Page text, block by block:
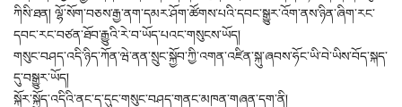
ཀིསི་ཐན། ལྷོ་སོག་བཅས་རྒྱ་ནག་དམར་ཤོག་ཚོགས་པའི་དབང་སྒྱུར་འོག་ནས་ཉིན་ཞིག་རང་
དབང་རང་བཙན་ཐོབ་རྒྱུའི་རེ་བ་ཡོད་པའང་གསུངས་ཡོད།
གསུང་བཤད་འདི་ཉིད་ཀོན་ཝེ་ནན་སྲུང་སྐྱོབ་ཀྱི་འགན་འཛིན་སྐུ་ཞབས་ཧོང་ཡི་བེ་ཡིས་བོད་སྐད་
དུ་བསྒྱུར་ཡོད།
སྐོར་སྐྱོད་འདིའི་ནང་ད་དུང་གསུང་བཤད་གནང་མཁན་གཞན་དག་ནི།